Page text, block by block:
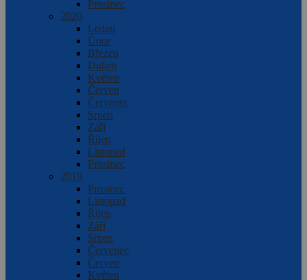
Prosinec
2020
Leden
Únor
Březen
Duben
Květen
Červen
Červenec
Srpen
Září
Říjen
Listopad
Prosinec
2019
Prosinec
Listopad
Říjen
Září
Srpen
Červenec
Červen
Květen